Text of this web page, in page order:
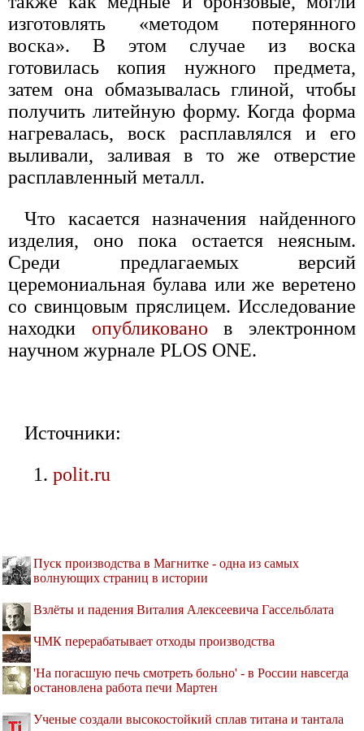
изготовлять «методом потерянного
воска». В этом случае из воска
готовилась копия нужного предмета,
затем она обмазывалась глиной, чтобы
получить литейную форму. Когда форма
нагревалась, воск расплавлялся и его
выливали, заливая в то же отверстие
расплавленный металл.
Что касается назначения найденного
изделия, оно пока остается неясным.
Среди предлагаемых версий
церемониальная булава или же веретено
со свинцовым пряслицем. Исследование
находки опубликовано в электронном
научном журнале PLOS ONE.
Источники:
polit.ru
Пуск производства в Магнитке - одна из самых
волнующих страниц в истории
Взлёты и падения Виталия Алексеевича Гассельблата
ЧМК перерабатывает отходы производства
'На погасшую печь смотреть больно' - в России навсегда
остановлена работа печи Мартен
Ученые создали высокостойкий сплав титана и тантала